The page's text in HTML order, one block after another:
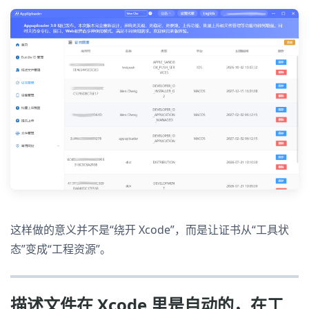
这样做的意义并不是“绕开 Xcode”，而是让证书从“工具状
态”变成“工程资源”。
描述文件在 Xcode 里是自动的，在工